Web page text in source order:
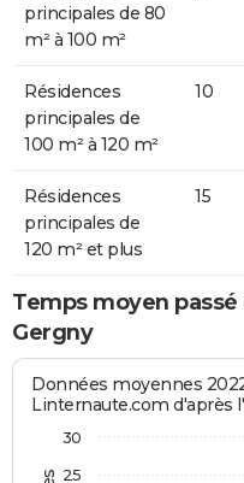
principales de 80
m² à 100 m²
Résidences
principales de
100 m² à 120 m²
10
Résidences
principales de
120 m² et plus
15
Temps moyen
Gergny
Données moyennes
Linternaute.com d'après
25
30